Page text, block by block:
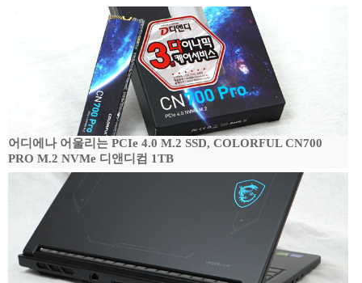
어디에나 어울리는 PCIe 4.0 M.2 SSD, COLORFUL CN700
PRO M.2 NVMe 디앤디컴 1TB